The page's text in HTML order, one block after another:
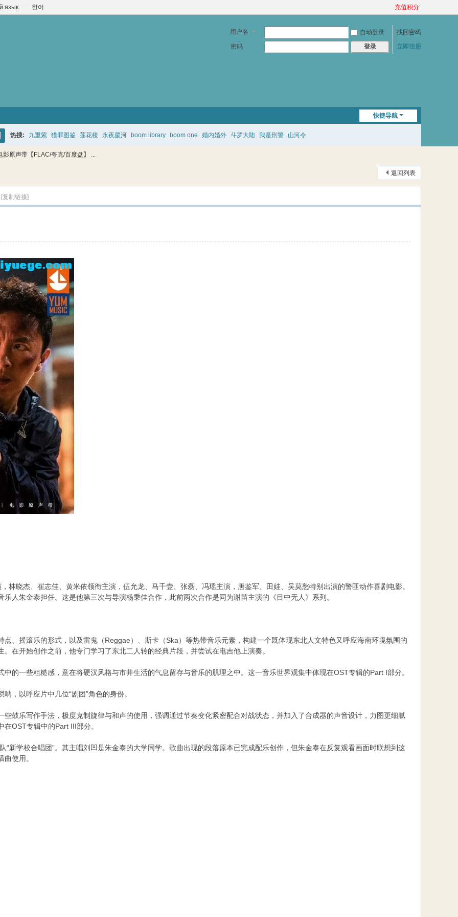
язык 한어 充值积分
用户名 自动登录
找回密码
密码
登录 立即注册
快捷导航
热搜: 九重紫 猎罪图鉴 莲花楼 永夜星河 boom library boom one 婚内婚外 斗罗大陆 我是刑警 山河令
影原声带【FLAC/夸克/百度盘】 ...
返回列表
[复制链接]
林晓杰、崔志佳、黄米依领衔主演，伍允龙、马千壹、张磊、冯瑶主演，唐鉴军、田娃、吴莫愁特别出演的警匪动作喜剧电影。
人朱金泰担任。这是他第三次与导演杨秉佳合作，此前两次合作是同为谢苗主演的《目中无人》系列。
、摇滚乐的形式，以及雷鬼（Reggae）、斯卡（Ska）等热带音乐元素，构建一个既体现东北人文特色又呼应海南环境氛围的
在开始创作之前，他专门学习了东北二人转的经典片段，并尝试在电吉他上演奏。
的一些粗糙感，意在将硬汉风格与市井生活的气息留存与音乐的肌理之中。这一音乐世界观集中体现在OST专辑的Part I部分。
，以呼应片中几位“剧团”角色的身份。
鼓乐写作手法，极度克制旋律与和声的使用，强调通过节奏变化紧密配合对战状态，并加入了合成器的声音设计，力图更细腻
OST专辑中的Part III部分。
新学校合唱团”。其主唱刘凹是朱金泰的大学同学。歌曲出现的段落原本已完成配乐创作，但朱金泰在反复观看画面时联想到这
使用。